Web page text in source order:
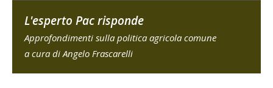
L'esperto Pac risponde
Approfondimenti sulla politica agricola comune
a cura di Angelo Frascarelli